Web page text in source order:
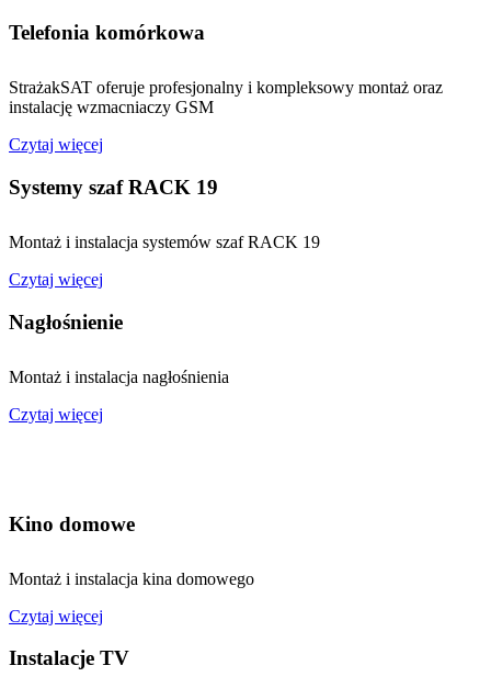
Telefonia komórkowa
StrażakSAT oferuje profesjonalny i kompleksowy montaż oraz
instalację wzmacniaczy GSM
Czytaj więcej
Systemy szaf RACK 19
Montaż i instalacja systemów szaf RACK 19
Czytaj więcej
Nagłośnienie
Montaż i instalacja nagłośnienia
Czytaj więcej
Kino domowe
Montaż i instalacja kina domowego
Czytaj więcej
Instalacje TV